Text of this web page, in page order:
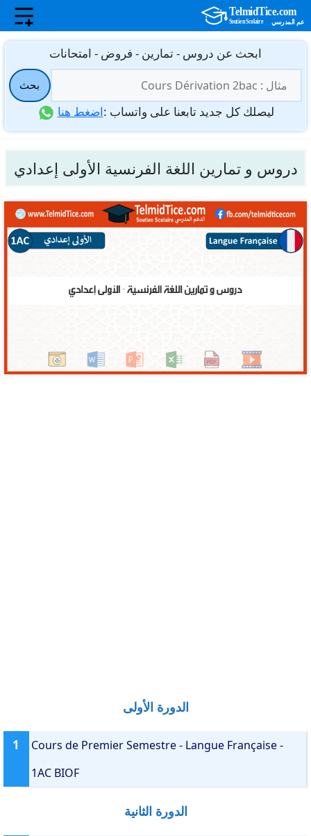
انتقل
المحتوى
ابحث عن دروس - تمارين - فروض - امتحانات
عن:
بحث
ليصلك كل جديد تابعنا على واتساب :اضغط هنا
دروس و تمارين اللغة الفرنسية الأولى إعدادي
الدورة الأولى
1
Cours de Premier Semestre - Langue Française -
1AC BIOF
الدورة الثانية